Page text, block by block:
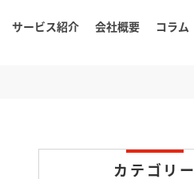
サービス紹介 会社概要 コラム
カテゴリー